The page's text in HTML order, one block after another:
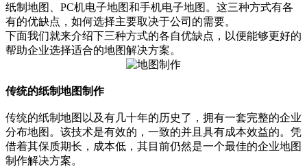
纸制地图、PC机电子地图和手机电子地图。这三种方式有各
有的优缺点，如何选择主要取决于公司的需要。
下面我们就来介绍下三种方式的各自优缺点，以便能够更好的
帮助企业选择适合的地图解决方案。
传统的纸制地图制作
传统的纸制地图以及有几十年的历史了，拥有一套完整的企业
分布地图。该技术是有效的，一致的并且具有成本效益的。凭
借着其保质期长，成本低，其目前仍然是一个最佳的企业地图
制作解决方案。